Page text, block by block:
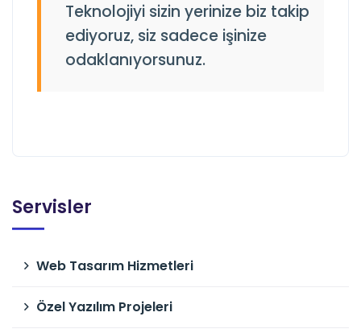
Teknolojiyi sizin yerinize biz takip
ediyoruz, siz sadece işinize
odaklanıyorsunuz.
Servisler
Web Tasarım Hizmetleri
Özel Yazılım Projeleri